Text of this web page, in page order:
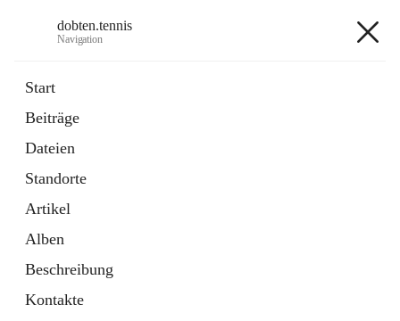
dobten.tennis
Navigation
Start
Beiträge
Dateien
Standorte
Artikel
Alben
Beschreibung
Kontakte
Externe Webseite
in
Tab
Online-Reservierung
Externe Webseite
öffnet
in
neuem
Tab